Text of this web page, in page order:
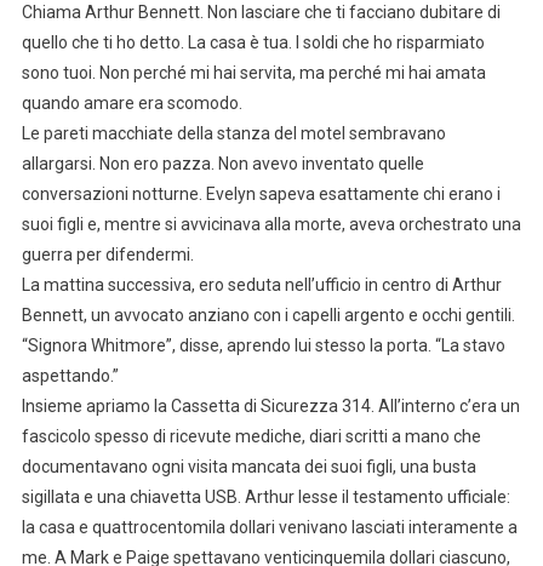
Chiama Arthur Bennett. Non lasciare che ti facciano dubitare di
quello che ti ho detto. La casa è tua. I soldi che ho risparmiato
sono tuoi. Non perché mi hai servita, ma perché mi hai amata
quando amare era scomodo.
Le pareti macchiate della stanza del motel sembravano
allargarsi. Non ero pazza. Non avevo inventato quelle
conversazioni notturne. Evelyn sapeva esattamente chi erano i
suoi figli e, mentre si avvicinava alla morte, aveva orchestrato una
guerra per difendermi.
La mattina successiva, ero seduta nell’ufficio in centro di Arthur
Bennett, un avvocato anziano con i capelli argento e occhi gentili.
“Signora Whitmore”, disse, aprendo lui stesso la porta. “La stavo
aspettando.”
Insieme apriamo la Cassetta di Sicurezza 314. All’interno c’era un
fascicolo spesso di ricevute mediche, diari scritti a mano che
documentavano ogni visita mancata dei suoi figli, una busta
sigillata e una chiavetta USB. Arthur lesse il testamento ufficiale:
la casa e quattrocentomila dollari venivano lasciati interamente a
me. A Mark e Paige spettavano venticinquemila dollari ciascuno,